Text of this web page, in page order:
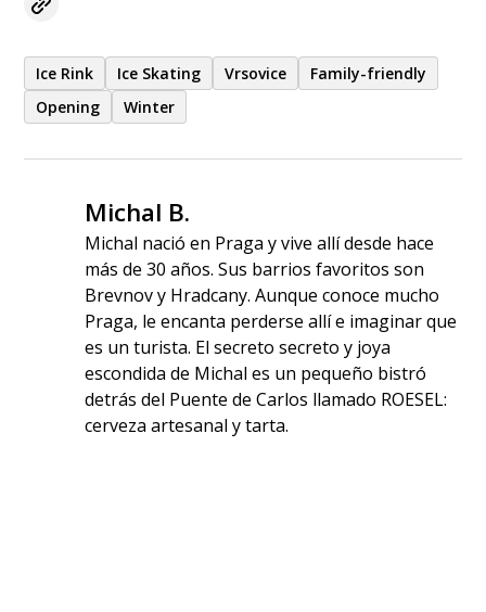
Ice Rink Ice Skating Vrsovice
Family-friendly
Opening
Winter
Michal B.
Michal nació en Praga y vive allí desde hace
más de 30 años. Sus barrios favoritos son
Brevnov y Hradcany. Aunque conoce mucho
Praga, le encanta perderse allí e imaginar que
es un turista. El secreto secreto y joya
escondida de Michal es un pequeño bistró
detrás del Puente de Carlos llamado ROESEL:
cerveza artesanal y tarta.